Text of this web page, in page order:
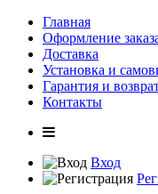
Главная
Оформление
Доставка
Установка и
Гарантия и
Контакты
Вход